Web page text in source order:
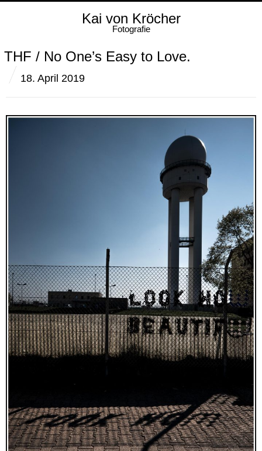
Kai von Kröcher
Fotografie
THF / No One’s Easy to Love.
18. April 2019